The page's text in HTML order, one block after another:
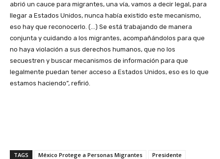
abrió un cauce para migrantes, una vía, vamos a decir legal, para
llegar a Estados Unidos, nunca había existido este mecanismo,
eso hay que reconocerlo. (…) Se está trabajando de manera
conjunta y cuidando a los migrantes, acompañándolos para que
no haya violación a sus derechos humanos, que no los
secuestren y buscar mecanismos de información para que
legalmente puedan tener acceso a Estados Unidos, eso es lo que
estamos haciendo”, refirió.
TAGS México Protege a Personas Migrantes Presidente